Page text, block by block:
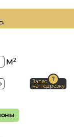
м2
Запас
на подрезку